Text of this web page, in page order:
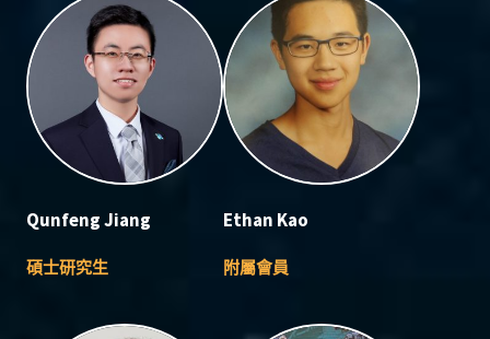
Qunfeng Jiang
碩士研究生
Ethan Kao
附屬會員